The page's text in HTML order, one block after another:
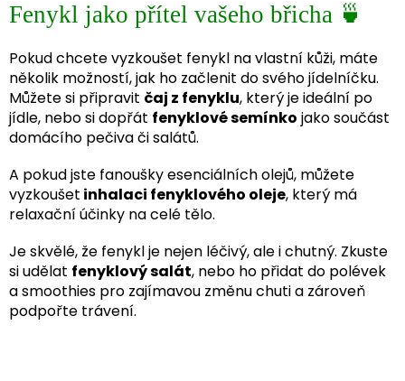
Fenykl jako přítel vašeho břicha 🍵
Pokud chcete vyzkoušet fenykl na vlastní kůži, máte
několik možností, jak ho začlenit do svého jídelníčku.
Můžete si připravit čaj z fenyklu, který je ideální po
jídle, nebo si dopřát fenyklové semínko jako součást
domácího pečiva či salátů.
A pokud jste fanoušky esenciálních olejů, můžete
vyzkoušet inhalaci fenyklového oleje, který má
relaxační účinky na celé tělo.
Je skvělé, že fenykl je nejen léčivý, ale i chutný. Zkuste
si udělat fenyklový salát, nebo ho přidat do polévek
a smoothies pro zajímavou změnu chuti a zároveň
podpořte trávení.